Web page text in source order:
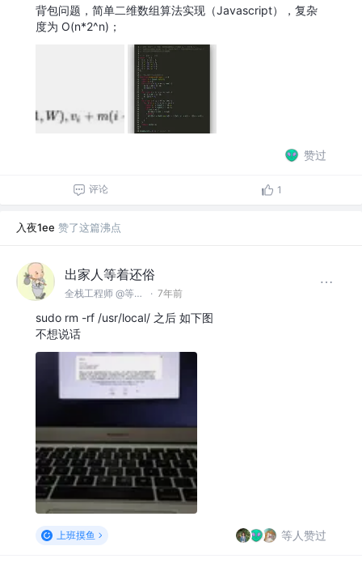
背包问题，简单二维数组算法实现（Javascript），复杂
度为 O(n*2^n)；
赞过
评论 1
入夜1ee 赞了这篇沸点
出家人等着还俗
全栈工程师 @等着自己去创建 · 7年前
sudo rm -rf /usr/local/ 之后 如下图
不想说话
上班摸鱼 等人赞过